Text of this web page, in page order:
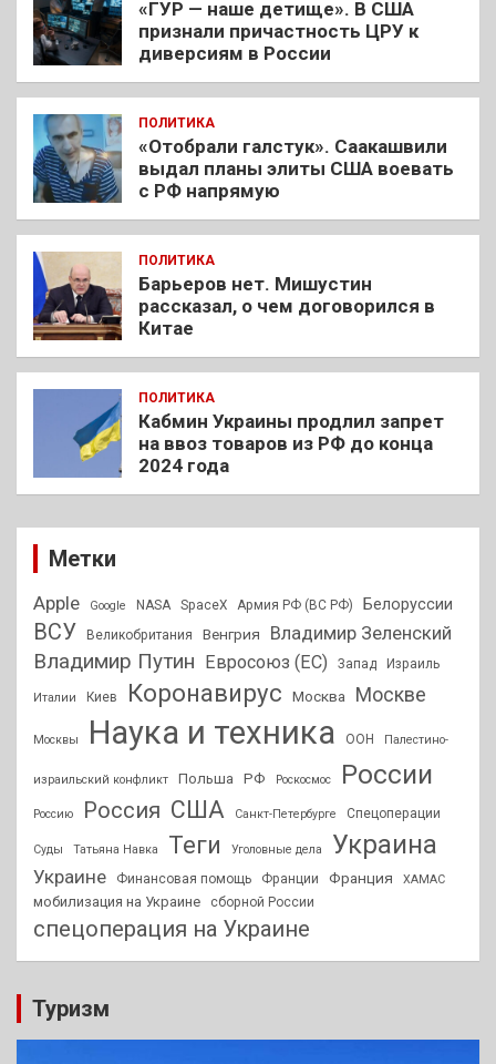
«ГУР — наше детище». В США
признали причастность ЦРУ к
диверсиям в России
ПОЛИТИКА
«Отобрали галстук». Саакашвили
выдал планы элиты США воевать
с РФ напрямую
ПОЛИТИКА
Барьеров нет. Мишустин
рассказал, о чем договорился в
Китае
ПОЛИТИКА
Кабмин Украины продлил запрет
на ввоз товаров из РФ до конца
2024 года
Метки
Apple Google NASA SpaceX Армия РФ (ВС РФ) Белоруссии
ВСУ Великобритания Венгрия Владимир Зеленский
Владимир Путин Евросоюз (ЕС) Запад Израиль
Италии Киев Коронавирус Москва Москве
Москвы Наука и техника ООН Палестино-
израильский конфликт Польша РФ Роскосмос России
Россию Россия США Санкт-Петербурге Спецоперации
Суды Татьяна Навка Теги Уголовные дела Украина
Украине Финансовая помощь Франции Франция ХАМАС
мобилизация на Украине сборной России
спецоперация на Украине
Туризм